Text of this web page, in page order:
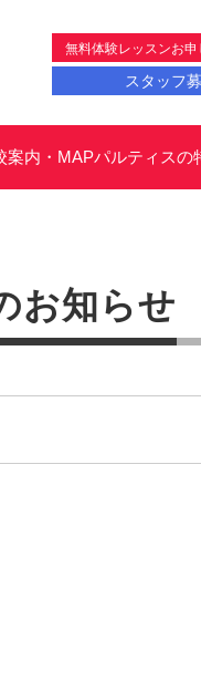
無料体験レッスンお申
スタッフ
案内・MAPパルティスの
お知らせ